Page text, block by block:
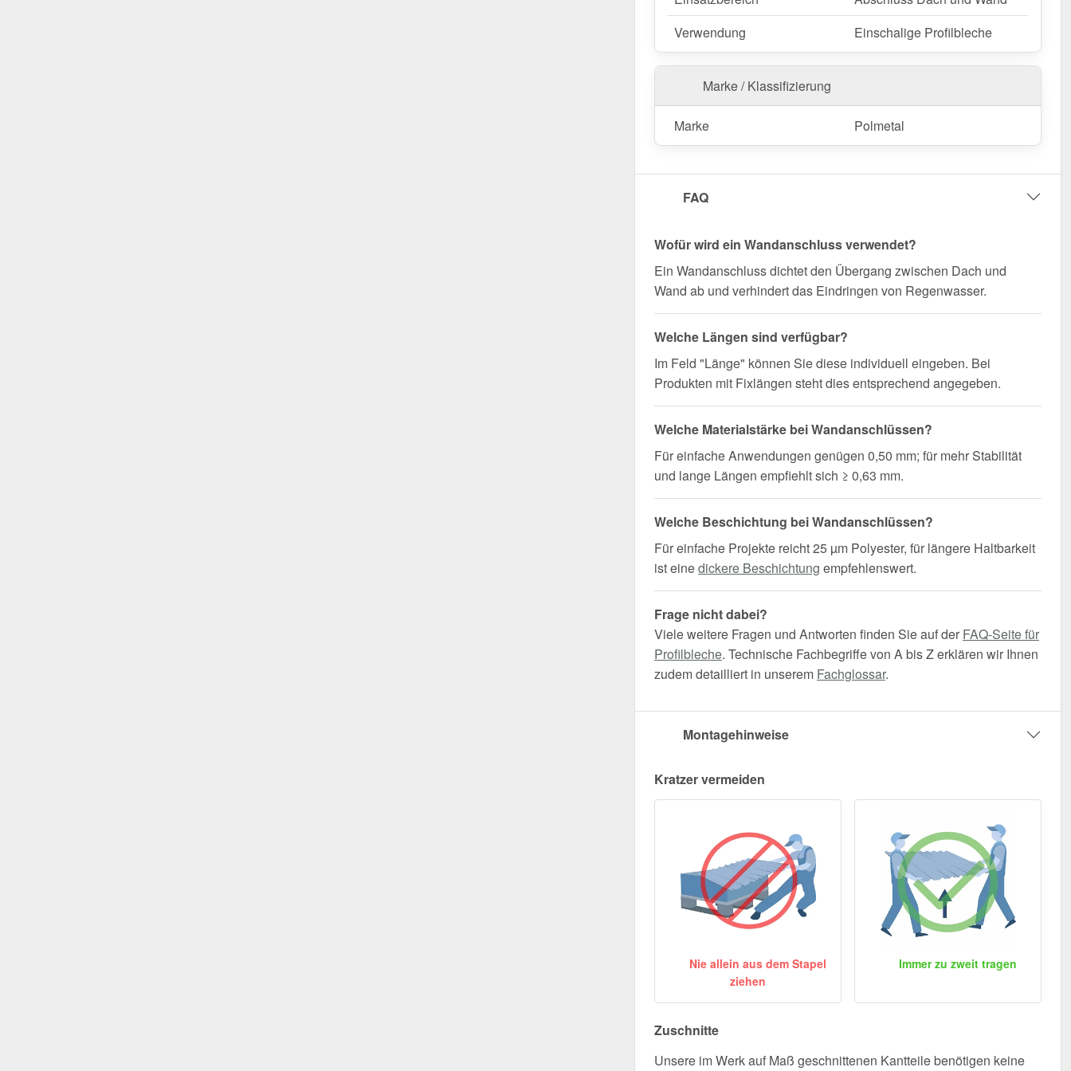
Wegen Sonderanfertigung vom Widerruf ausgeschlossen
Verwendung
Einschalige Profilbleche
Marke / Klassifizierung
Marke Polmetal
FAQ
Wofür wird ein Wandanschluss verwendet?
Ein Wandanschluss dichtet den Übergang zwischen Dach und
Wand ab und verhindert das Eindringen von Regenwasser.
Welche Längen sind verfügbar?
Im Feld "Länge" können Sie diese individuell eingeben. Bei
Produkten mit Fixlängen steht dies entsprechend angegeben.
Welche Materialstärke bei Wandanschlüssen?
Für einfache Anwendungen genügen 0,50 mm; für mehr Stabilität
und lange Längen empfiehlt sich ≥ 0,63 mm.
Welche Beschichtung bei Wandanschlüssen?
Für einfache Projekte reicht 25 µm Polyester, für längere Haltbarkeit
ist einedickere Beschichtung empfehlenswert.
Frage nicht dabei?
Viele weitere Fragen und Antworten finden Sie auf der FAQ-Seite für
Profilbleche. Technische Fachbegriffe von A bis Z erklären wir Ihnen
zudem detailliert in unserem Fachglossar.
Montagehinweise
Kratzer vermeiden
Nie allein aus dem Stapel
ziehen
Immer zu zweit tragen
Zuschnitte
Unsere im Werk auf Maß geschnittenen Kantteile benötigen keine